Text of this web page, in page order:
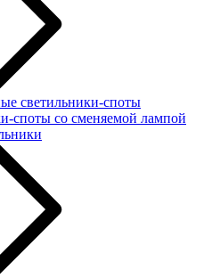
светильники-споты
споты со сменяемой лампой